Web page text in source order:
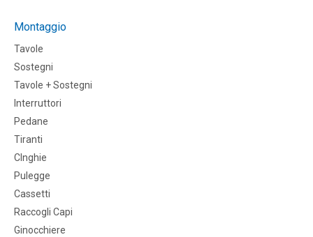
Montaggio
Tavole
Sostegni
Tavole + Sostegni
Interruttori
Pedane
Tiranti
CInghie
Pulegge
Cassetti
Raccogli Capi
Ginocchiere